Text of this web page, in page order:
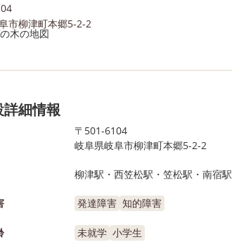
市柳津町本郷5-2-2
詳細情報
〒501-6104
岐阜県岐阜市柳津町本郷5-2-2
柳津駅・西笠松駅・笠松駅・南宿駅
発達障害 知的障害
未就学 小学生